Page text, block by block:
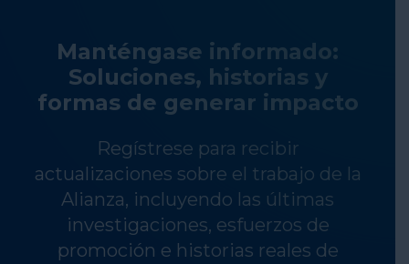
Manténgase informado:
Soluciones, historias y
formas de generar impacto
Regístrese para recibir
actualizaciones sobre el trabajo de la
Alianza, incluyendo las últimas
investigaciones, esfuerzos de
promoción e historias reales de